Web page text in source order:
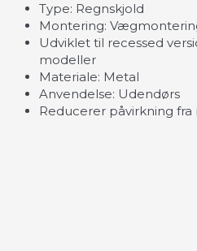
Type: Regnskjold
Montering:
Udviklet til recessed
modeller
Materiale: Metal
Anvendelse: Udendørs
Reducerer påvirkning